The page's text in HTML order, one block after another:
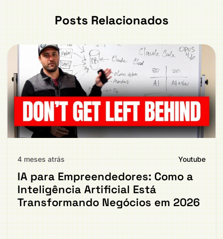
Posts Relacionados
4 meses atrás Youtube
IA para Empreendedores: Como a
Inteligência Artificial Está
Transformando Negócios em 2026